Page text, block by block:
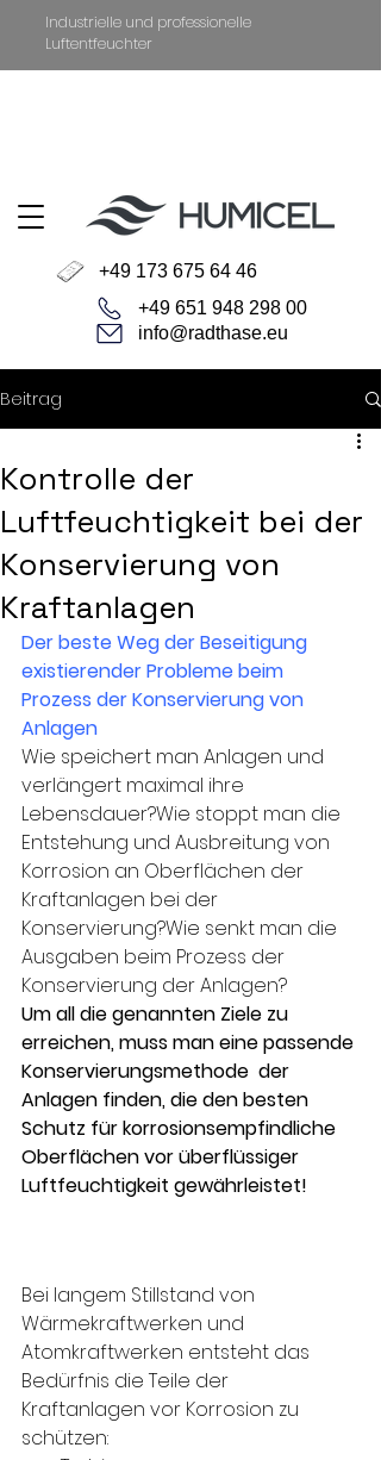
Industrielle und professionelle
Luftentfeuchter
+49 173 675 64 46
+49 651 948 298 00
info@radthase.eu
Beitrag
Kontrolle der
Luftfeuchtigkeit bei der
Konservierung von
Kraftanlagen
Der beste Weg der Beseitigung
existierender Probleme beim
Prozess der Konservierung von
Anlagen
Wie speichert man Anlagen und
verlängert maximal ihre
Lebensdauer?Wie stoppt man die
Entstehung und Ausbreitung von
Korrosion an Oberflächen der
Kraftanlagen bei der
Konservierung?Wie senkt man die
Ausgaben beim Prozess der
Konservierung der Anlagen?
Um all die genannten Ziele zu
erreichen, muss man eine passende
Konservierungsmethode  der
Anlagen finden, die den besten
Schutz für korrosionsempfindliche
Oberflächen vor überflüssiger
Luftfeuchtigkeit gewährleistet!
Bei langem Stillstand von
Wärmekraftwerken und
Atomkraftwerken entsteht das
Bedürfnis die Teile der
Kraftanlagen vor Korrosion zu
schützen: